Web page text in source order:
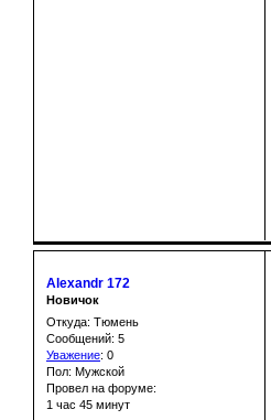
Alexandr 172
Новичок
Откуда: Тюмень
Сообщений: 5
Уважение: 0
Пол: Мужской
Провел на форуме:
1 час 45 минут